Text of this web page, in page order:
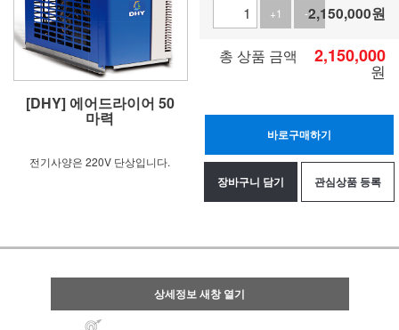
[DHY] 에어드라이어 50
마력
전기사양은 220V 단상입니다.
+1
-12,150,000원
총 상품 금액 2,150,000
원
바로구매하기
장바구니 담기 관심상품 등록
상세정보 새창 열기